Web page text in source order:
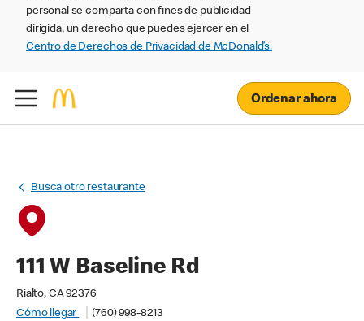
personal se comparta con fines de publicidad
dirigida, un derecho que puedes ejercer en el
Centro de Derechos de Privacidad de McDonald’s.
Ordenar ahora
Busca otro restaurante
111 W Baseline Rd
Rialto, CA 92376
Cómo llegar
(760) 998-8213